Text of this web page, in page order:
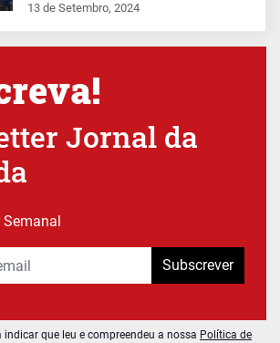
13 de Setembro, 2024
Jornal da
Subscrever
indicar que leu e compreendeu a nossa Política de